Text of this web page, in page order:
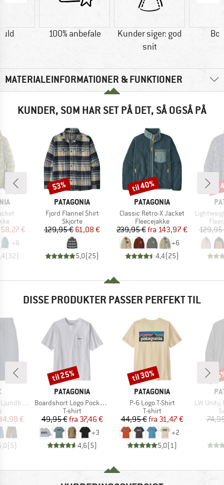
100% anbefale
Kunder siger: god
snit
MATERIALEINFORMATIONER & FUNKTIONER
KUNDER, SOM HAR SET PÅ DET, SÅ OGSÅ PÅ
pris
58,27 €
+6
(32)
MÆRKE
PATAGONIA
Artikel
Fjord Flannel Shirt
Produktgruppe
Skjorte
Pris
129,95 €Nedsat pris
61,08 €
5,0(25)
Rabat
53%
MÆRKE
PATAGONIA
Artikel
Classic Retro-X Jacket
Produktgruppe
Fleecejakke
Pris
239,95 € Nedsat pris
fra 143,97 €
+6
4,4(25)
Rabat
til 40%
Artikel
Lightweight
129,95
DISSE PRODUKTER PASSER PERFEKT TIL
Shorts
pris
€
(5)
MÆRKE
PATAGONIA
Artikel
Boardshort Logo Pocket Responsibili-Tee
Produktgruppe
T-shirt
Pris
49,95 € Nedsat pris
fra 37,46 €
+3
4,6(5)
Rabat
til 25%
MÆRKE
PATAGONIA
Artikel
P-6 Logo T-Shirt
Produktgruppe
T-shirt
Pris
44,95 € Nedsat pris
fra 31,47 €
+2
5,0(1 )
Rabat
til 30%
Artikel
LW Unity